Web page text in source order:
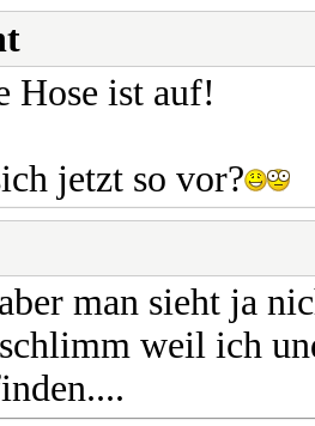
Hose ist auf!
jetzt so vor?
man sieht ja
weil ich